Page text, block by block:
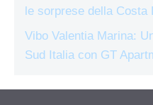
le sorprese della Costa
Vibo Valentia Marina:
Sud Italia con GT